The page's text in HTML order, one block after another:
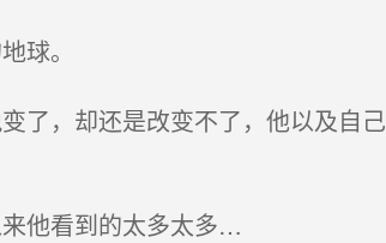
球。
了，却还是改变不了，他以及自己
他看到的太多太多…